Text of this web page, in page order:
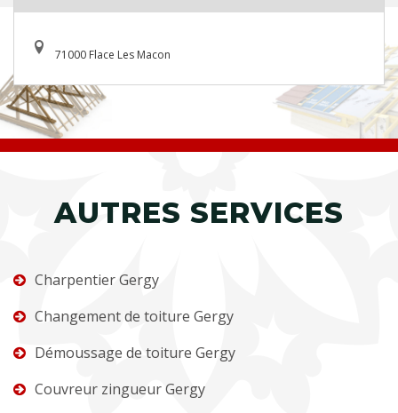
71000 Flace Les Macon
AUTRES SERVICES
Charpentier Gergy
Changement de toiture Gergy
Démoussage de toiture Gergy
Couvreur zingueur Gergy